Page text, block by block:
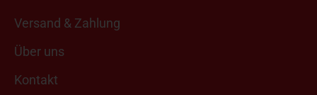
Versand & Zahlung
Über uns
Kontakt